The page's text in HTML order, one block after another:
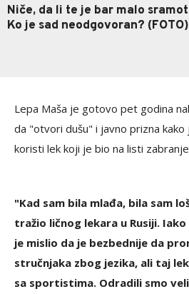
Niče, da li te je bar malo
Ko je sad neodgovoran? (FOTO)
Lepa Maša je gotovo pet godina
da "otvori dušu" i javno prizna
koristi lek koji je bio na listi
"Kad sam bila mlađa, bila sam
tražio ličnog lekara u Rusiji. Iako
je mislio da je bezbednije da
stručnjaka zbog jezika, ali taj
sa sportistima. Odradili smo